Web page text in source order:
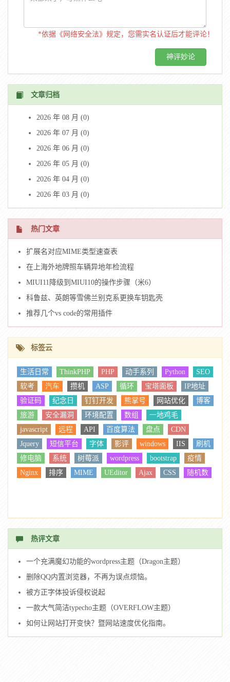
*依据《网络安全法》规定，您需实名认证后才能评论！
文章归档
2026 年 08 月 (0)
2026 年 07 月 (0)
2026 年 06 月 (0)
2026 年 05 月 (0)
2026 年 04 月 (0)
2026 年 03 月 (0)
热门文章
扩展名对应MIME类型速查表
在上海外地牌照车辆异地年检流程
MIUI11降级到MIUI10的操作步骤（米6）
科鲁兹、英朗等雪佛兰别克系更换车钥匙壳
推荐几个vs code的常用插件
标签云
生活日常 ThinkPHP PHP 动手系列 Python
SEO
软考
汽车 攒机 ASP 循环 宝塔面板
IP地址
验证码
纪念日 钉钉开发 熊掌号 网站优化
博客
旅游
安全漏洞 环境配置 数组
一地鸡毛
javascript
远程 API 百度算法 盘点
CDN
Jquery
短信平台 字体 影评 windows IIS
刷机
修电脑
系统 树莓派 wordpress bootstrap
疫情
Nginx
排序 MIME UEditor Ajax CSS 随机数
热评文章
一个充满魔幻功能的wordpress主题（Dragon主题）
删除QQ内置浏览器，不再为误点烦恼。
被方正字体投诉侵权说起
一款大气简洁typecho主题（OVERFLOW主题）
如何让网站打开变快？暨网站速度优化指南。